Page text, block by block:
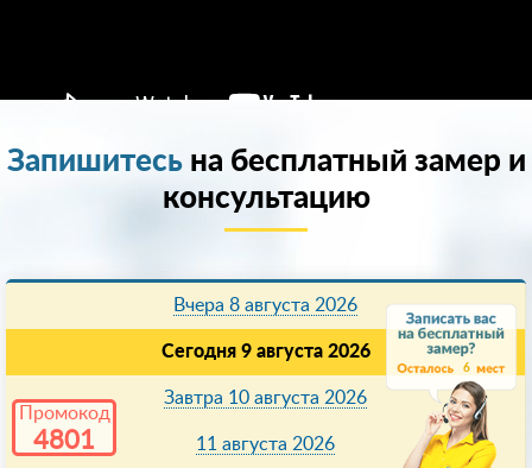
6
Промокод
4801
Запишитесьна бесплатный замер и
консультацию
Вчера 8 августа 2026
Сегодня 9 августа 2026
Завтра 10 августа 2026
11 августа 2026